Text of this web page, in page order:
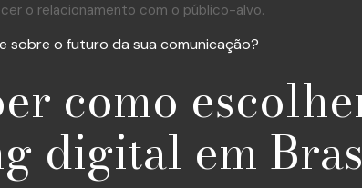
o relacionamento com o público-alvo.
sobre o futuro da sua comunicação?
como
digital em